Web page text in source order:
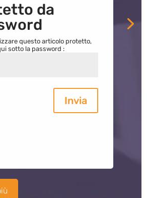
da
questo articolo protetto,
sotto la password :
Invia